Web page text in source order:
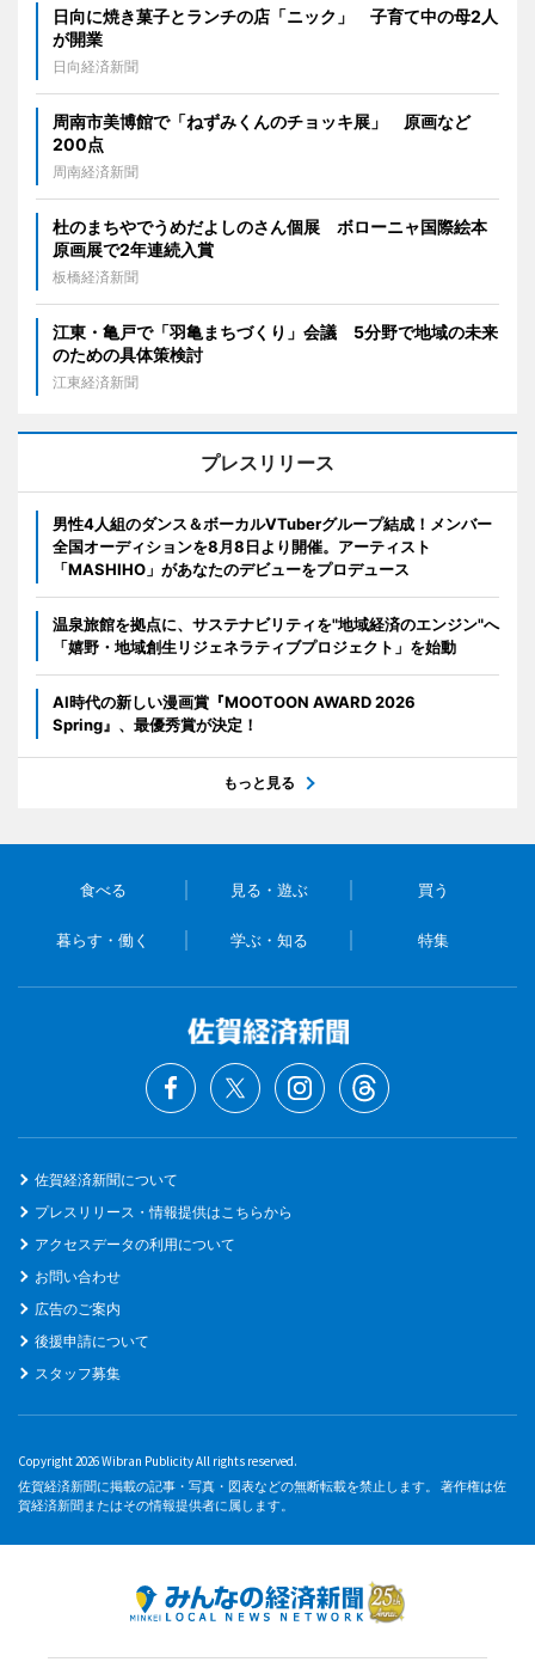
日向に焼き菓子とランチの店「ニック」 子育て中の母2人
が開業
日向経済新聞
周南市美博館で「ねずみくんのチョッキ展」 原画など
200点
周南経済新聞
杜のまちやでうめだよしのさん個展 ボローニャ国際絵本
原画展で2年連続入賞
板橋経済新聞
江東・亀戸で「羽亀まちづくり」会議 5分野で地域の未来
のための具体策検討
江東経済新聞
プレスリリース
男性4人組のダンス＆ボーカルVTuberグループ結成！メンバー
全国オーディションを8月8日より開催。アーティスト
「MASHIHO」があなたのデビューをプロデュース
温泉旅館を拠点に、サステナビリティを"地域経済のエンジン"へ
「嬉野・地域創生リジェネラティブプロジェクト」を始動
AI時代の新しい漫画賞『MOOTOON AWARD 2026
Spring』、最優秀賞が決定！
もっと見る
食べる 見る・遊ぶ 買う
暮らす・働く 学ぶ・知る 特集
佐賀経済新聞について
プレスリリース・情報提供はこちらから
アクセスデータの利用について
お問い合わせ
広告のご案内
後援申請について
スタッフ募集
Copyright 2026 Wibran Publicity All rights reserved.
佐賀経済新聞に掲載の記事・写真・図表などの無断転載を禁止します。 著作権は佐
賀経済新聞またはその情報提供者に属します。